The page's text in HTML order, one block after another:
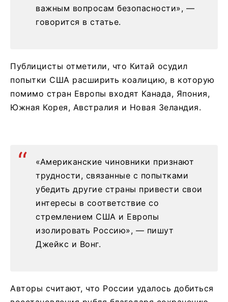
важным вопросам безопасности», —
говорится в статье.
Публицисты отметили, что Китай осудил
попытки США расширить коалицию, в которую
помимо стран Европы входят Канада, Япония,
Южная Корея, Австралия и Новая Зеландия.
«Американские чиновники признают
трудности, связанные с попытками
убедить другие страны привести свои
интересы в соответствие со
стремлением США и Европы
изолировать Россию», — пишут
Джейкс и Вонг.
Авторы считают, что России удалось добиться